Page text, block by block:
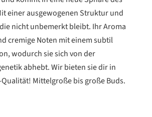
einer ausgewogenen Struktur und
nicht unbemerkt bleibt. Ihr Aroma
cremige Noten mit einem subtil
wodurch sie sich von der
abhebt. Wir bieten sie dir in
Mittelgroße bis große Buds.